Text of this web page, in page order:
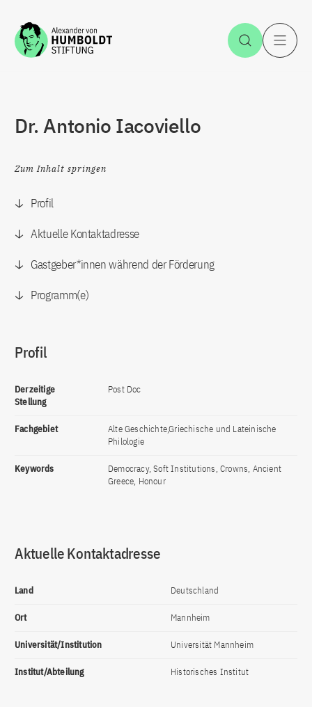
Zum Inhalt springen Suche
Dr. Antonio Iacoviello
Zum Inhalt springen
Profil
Aktuelle Kontaktadresse
Gastgeber*innen während der Förderung
Programm(e)
Profil
Derzeitige
Stellung
Post Doc
Fachgebiet
Alte Geschichte,Griechische und Lateinische
Philologie
Keywords
Democracy, Soft Institutions, Crowns, Ancient
Greece, Honour
Aktuelle Kontaktadresse
Land Deutschland
Ort Mannheim
Universität/Institution Universität Mannheim
Institut/Abteilung Historisches Institut